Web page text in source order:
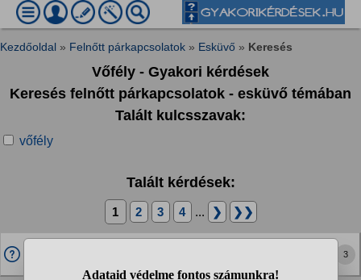
Kezdőoldal » Felnőtt párkapcsolatok » Esküvő » Keresés
Vőfély - Gyakori kérdések
Keresés felnőtt párkapcsolatok - esküvő témában
Talált kulcsszavak:
vőfély
Talált kérdések:
1 2 3 4 ... ❯ ❯❯
3